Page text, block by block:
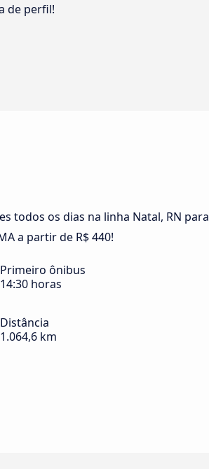
de perfil!
todos os dias na linha Natal, RN para
a partir de R$ 440!
Primeiro ônibus
14:30 horas
Distância
1.064,6 km